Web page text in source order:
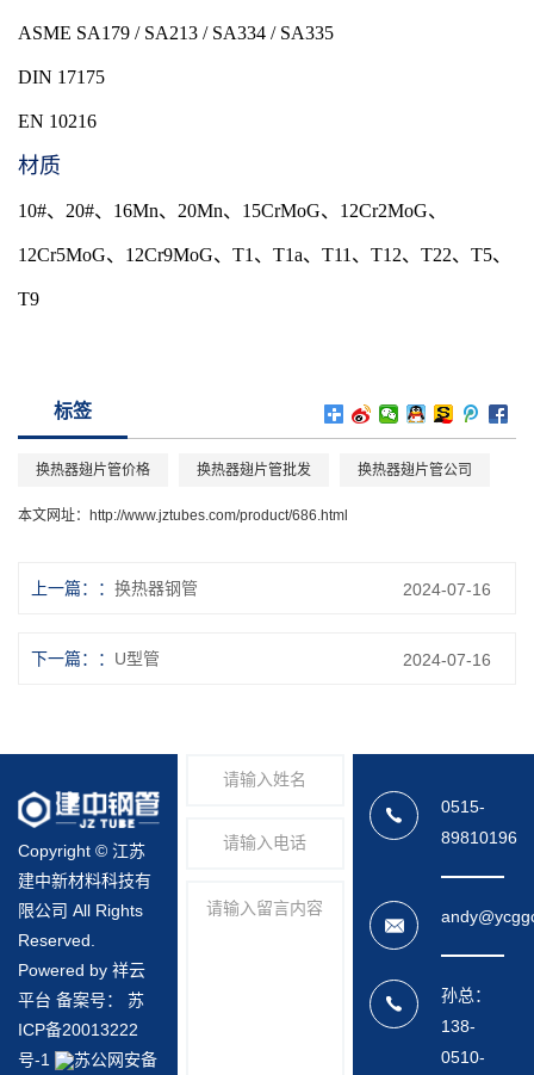
ASME SA179 / SA213 / SA334 / SA335
DIN 17175
EN 10216
材质
10#、20#、16Mn、20Mn、15CrMoG、12Cr2MoG、
12Cr5MoG、12Cr9MoG、T1、T1a、T11、T12、T22、T5、
T9
标签
换热器翅片管价格 换热器翅片管批发 换热器翅片管公司
本文网址： http://www.jztubes.com/product/686.html
上一篇： 换热器钢管 2024-07-16
下一篇： U型管 2024-07-16
Copyright © 江苏
建中新材料科技有
限公司 All Rights
Reserved.
Powered by 祥云
平台 备案号： 苏
ICP备20013222
号-1
苏公网安备
0515-
89810196
孙总：
138-
0510-